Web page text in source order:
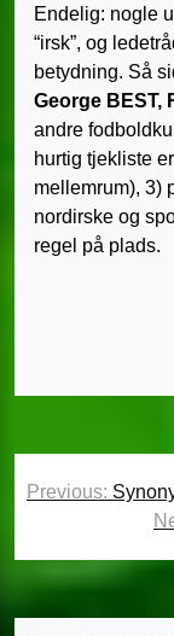
Endelig: nogle
“irsk”, og
betydning. Så
George BEST,
andre
hurtig tjekliste
mellemrum), 3)
nordirske og
regel på plads.
Previous: